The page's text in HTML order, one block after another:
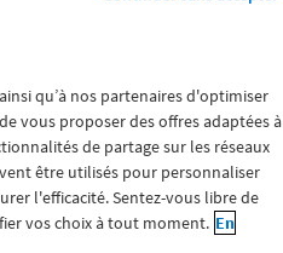
Pontivy
qu’à nos partenaires d'optimiser
vous proposer des offres adaptées à
de partage sur les réseaux
être utilisés pour personnaliser
l'efficacité. Sentez-vous libre de
vos choix à tout moment. En